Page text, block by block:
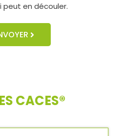
peut en découler.
CACES®